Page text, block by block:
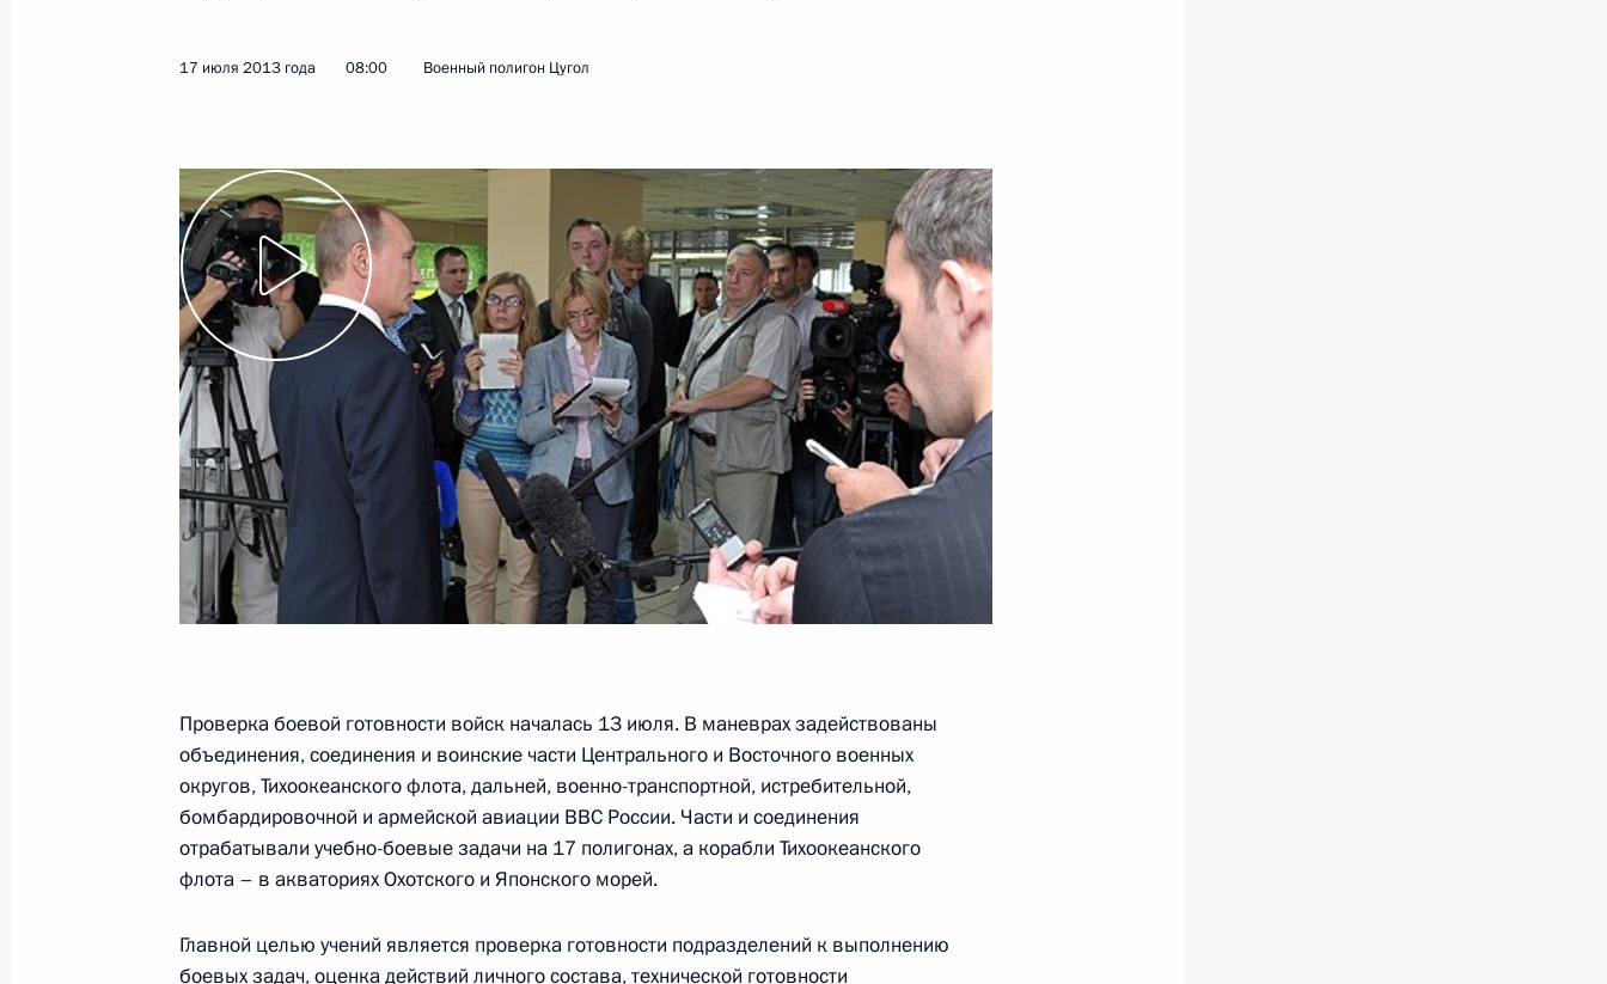
цивилизационного выбора Украины»
27 июля 2013 года, 17:30 Киев
Встреча с членами Священного Синода Украинской
православной церкви Московского патриархата
27 июля 2013 года, 14:40
Начало встречи с Президентом Украины Виктором Януковичем
27 июля 2013 года, 14:20 Киев
Совещание по вопросам модернизации Транссибирской
железнодорожной магистрали
26 июля 2013 года, 16:00 Московская область, Ново-Огарёво
6
Встреча с Махмутом Гареевым
2
17 июля 2013 года 08:00 Военный полигон Цугол
Проверка боевой готовности войск началась 13 июля. В маневрах задействованы
объединения, соединения и воинские части Центрального и Восточного военных
округов, Тихоокеанского флота, дальней, военно-транспортной, истребительной,
бомбардировочной и армейской авиации ВВС России. Части и соединения
отрабатывали учебно-боевые задачи на 17 полигонах, а корабли Тихоокеанского
флота – в акваториях Охотского и Японского морей.
Главной целью учений является проверка готовности подразделений к выполнению
боевых задач, оценка действий личного состава, технической готовности